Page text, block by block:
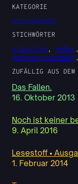
KATEGORIE
Schreibheld
STICHWÖRTER
glücklich , Hoffen
Hoffnungsschimmer
ZUFÄLLIG AUS DEM
Das Fallen.
16. Oktober 2013
Noch ist keiner
9. April 2016
Lesestoff •
1. Februar 2014